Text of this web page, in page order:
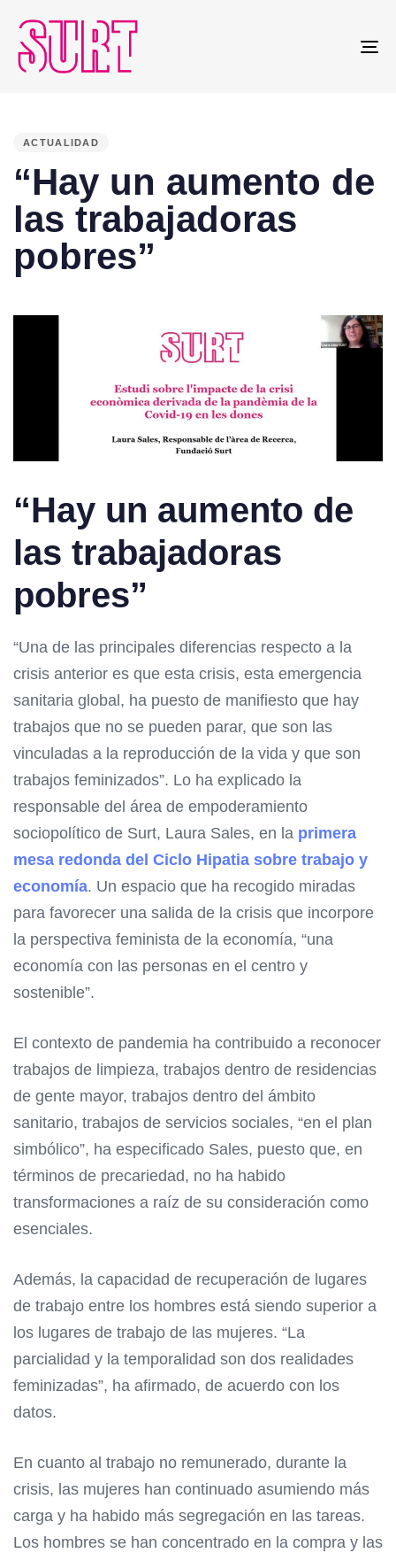
ACTUALIDAD
“Hay un aumento de
las trabajadoras
pobres”
“Hay un aumento de
las trabajadoras
pobres”
“Una de las principales diferencias respecto a la
crisis anterior es que esta crisis, esta emergencia
sanitaria global, ha puesto de manifiesto que hay
trabajos que no se pueden parar, que son las
vinculadas a la reproducción de la vida y que son
trabajos feminizados”. Lo ha explicado la
responsable del área de empoderamiento
sociopolítico de Surt, Laura Sales, en la primera
mesa redonda del Ciclo Hipatia sobre trabajo y
economía. Un espacio que ha recogido miradas
para favorecer una salida de la crisis que incorpore
la perspectiva feminista de la economía, “una
economía con las personas en el centro y
sostenible”.
El contexto de pandemia ha contribuido a reconocer
trabajos de limpieza, trabajos dentro de residencias
de gente mayor, trabajos dentro del ámbito
sanitario, trabajos de servicios sociales, “en el plan
simbólico”, ha especificado Sales, puesto que, en
términos de precariedad, no ha habido
transformaciones a raíz de su consideración como
esenciales.
Además, la capacidad de recuperación de lugares
de trabajo entre los hombres está siendo superior a
los lugares de trabajo de las mujeres. “La
parcialidad y la temporalidad son dos realidades
feminizadas”, ha afirmado, de acuerdo con los
datos.
En cuanto al trabajo no remunerado, durante la
crisis, las mujeres han continuado asumiendo más
carga y ha habido más segregación en las tareas.
Los hombres se han concentrado en la compra y las